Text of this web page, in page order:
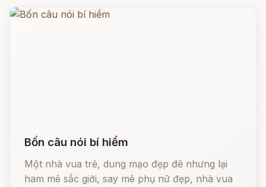
Bốn câu nói bí hiểm
Một nhà vua trẻ, dung mạo đẹp đẽ nhưng lại
ham mê sắc giới, say mê phụ nữ đẹp, nhà vua